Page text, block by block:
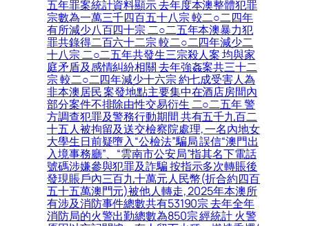
五年罪案統計資料顯示 去年度本澳整體犯罪
宗數為一萬三千四百五十八宗 較二○二四年
有所減少八百四十宗 二○二五年本澳暴力犯
罪共錄得二百六十二宗 較二○二四年減少二
十八宗 二○二五年共發生三宗殺人案 均與家
庭矛盾及感情糾紛相關 去年強姦案共三十二
宗 較二○二四年減少十六宗 約七成受害人為
非本澳居民 案發地點主要集中在酒店房間內
部分案件不排除由性交易衍生 二○二五年 警
方調查犯罪及警務行動期間 共有五千九百二
十五人被拘留及送交檢察院處理, 一名內地女
大學生日前疑墮入“公檢法”騙局 誤信“澳門出
入境事務廳”、“雲南市公安局”指其名下電話
號碼涉嫌參與犯罪及詐騙 按指示多次轉賬後
發現賬戶內三百九十萬元人民幣(折合約四百
五十五萬澳門元)被他人轉走, 2025年本澳所
有涉及消防事件總數共有53190宗 去年全年
消防局的火警出勤總數為850宗 經統計 火警